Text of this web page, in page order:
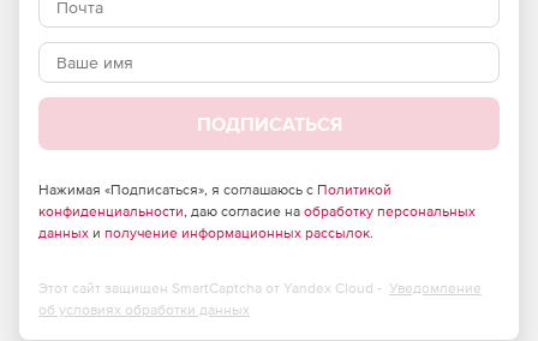
Простое создание пользовательских SNMP-агентов,
удаленные сетевые менеджеры.
MIB в единый сжатый файл, который удобно и легко
распространять.
агентское или менеджерское приложение в качестве
системного сервиса.
ПОДПИСАТЬСЯ
Нажимая «Подписаться», я соглашаюсь с Политикой
конфиденциальности, даю согласие на обработку персональных
данных и получение информационных рассылок.
Этот сайт защищен SmartCaptcha от Yandex Cloud - Уведомление
об условиях обработки данных